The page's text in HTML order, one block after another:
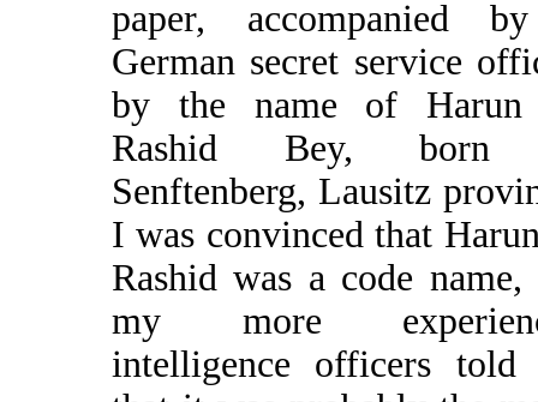
paper, accompanied
German secret service
by the name of
Rashid Bey,
Senftenberg, Lausitz
I was convinced that
Rashid was a code name,
my more
intelligence officers told